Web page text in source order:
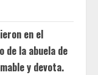
en el
de la abuela de
y devota.